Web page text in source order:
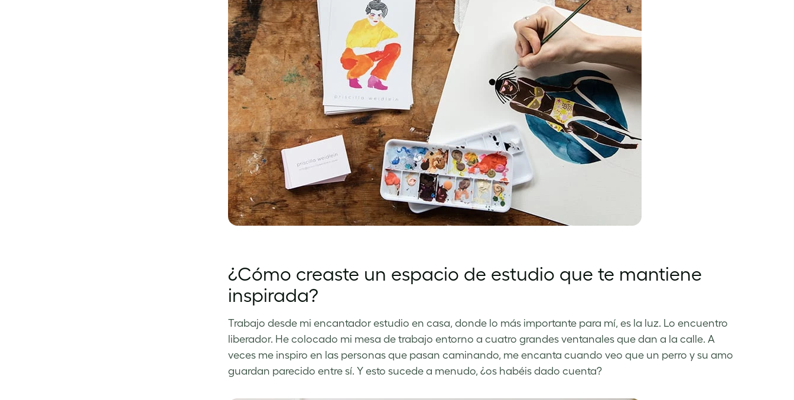
¿Cómo creaste un espacio de estudio que te mantiene
inspirada?
Trabajo desde mi encantador estudio en casa, donde lo más importante para mí, es la luz. Lo encuentro
liberador. He colocado mi mesa de trabajo entorno a cuatro grandes ventanales que dan a la calle. A
veces me inspiro en las personas que pasan caminando, me encanta cuando veo que un perro y su amo
guardan parecido entre sí. Y esto sucede a menudo, ¿os habéis dado cuenta?